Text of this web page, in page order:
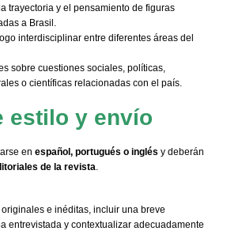
trayectoria y el pensamiento de figuras
a Brasil.
interdisciplinar entre diferentes áreas del
sobre cuestiones sociales, políticas,
o científicas relacionadas con el país.
estilo y envío
en español, portugués o inglés y deberán
de la revista.
e inéditas, incluir una breve
entrevistada y contextualizar adecuadamente